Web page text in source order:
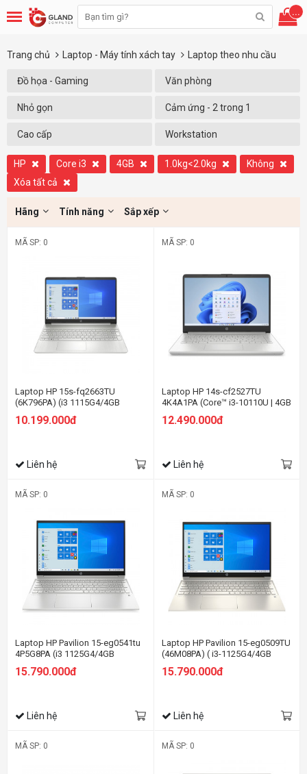
...
Trang chủ Laptop - Máy tính xách tay Laptop theo nhu cầu
Đồ họa - Gaming Văn phòng
Nhỏ gọn Cảm ứng - 2 trong 1
Cao cấp Workstation
HP Core i3 4GB 1.0kg<2.0kg
Không
Xóa tất cả
Hãng Tính năng Sắp xếp
MÃ SP: 0
Laptop HP 15s-fq2663TU
(6K796PA) (i3 1115G4/4GB
HD/Win11/Bạc)
10.199.000đ
Liên hệ
MÃ SP: 0
Laptop HP 14s-cf2527TU
4K4A1PA (Core™ i3-10110U | 4GB
14inch HD | Win 10 | Bạc)
12.490.000đ
Liên hệ
MÃ SP: 0
Laptop HP Pavilion 15-eg0541tu
4P5G8PA (i3 1125G4/4GB
RAM/512GB SSD/15.6" FHD/Win
11/Bạc)
15.790.000đ
Liên hệ
MÃ SP: 0
Laptop HP Pavilion 15-eg0509TU
(46M08PA) ( i3-1125G4/4GB
RAM/512GB SSD/15.6
FHD/Win11/Vàng)
15.790.000đ
Liên hệ
MÃ SP: 0 MÃ SP: 0